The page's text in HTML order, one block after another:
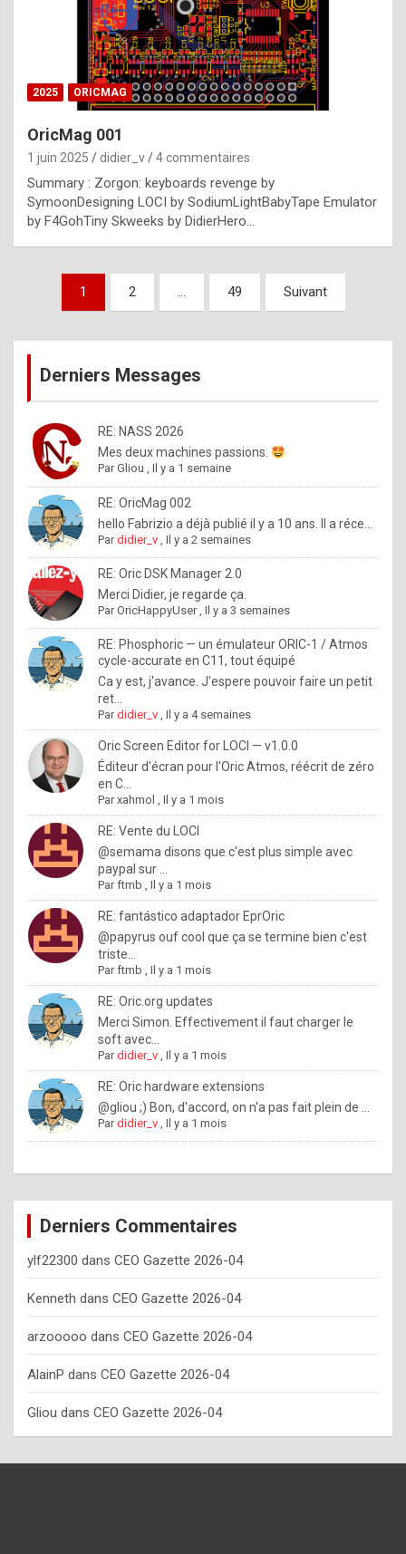
p
h
o
n
y
l
e
x
a
%
a
d
e
b
y
R
o
l
e
.
I
f
y
u
w
a
n
t
o
n
o
w
h
o
w
o
t
e
n
y
o
u
s
h
2025 ORICMAG
OricMag 001
1 juin 2025 didier_v 4 commentaires
Summary : Zorgon: keyboards revenge by
SymoonDesigning LOCI by SodiumLightBabyTape Emulator
by F4GohTiny Skweeks by DidierHero…
Pagination
publications
1 2 … 49 Suivant
Derniers Messages
RE: NASS 2026
Mes deux machines passions.
ParGliou ,Il y a 1 semaine
RE: OricMag 002
hello Fabrizio a déjà publié il y a 10 ans. Il a réce...
Pardidier_v ,Il y a 2 semaines
RE: Oric DSK Manager 2.0
Merci Didier, je regarde ça.
ParOricHappyUser,Il y a 3 semaines
RE: Phosphoric — un émulateur ORIC-1 / Atmos
cycle-accurate en C11, tout équipé
Ca y est, j'avance. J'espere pouvoir faire un petit
ret...
Pardidier_v ,Il y a 4 semaines
Oric Screen Editor for LOCI — v1.0.0
Éditeur d'écran pour l'Oric Atmos, réécrit de zéro
en C...
Parxahmol ,Il y a 1 mois
RE: Vente du LOCI
@semama disons que c'est plus simple avec
paypal sur ...
Parftmb ,Il y a 1 mois
RE: fantástico adaptador EprOric
@papyrus ouf cool que ça se termine bien c'est
triste...
Parftmb ,Il y a 1 mois
RE: Oric.org updates
Merci Simon. Effectivement il faut charger le
soft avec...
Pardidier_v ,Il y a 1 mois
RE: Oric hardware extensions
@gliou ;) Bon, d'accord, on n'a pas fait plein de ...
Pardidier_v ,Il y a 1 mois
Derniers Commentaires
ylf22300 dans CEO Gazette 2026-04
Kenneth dans CEO Gazette 2026-04
arzooooo dans CEO Gazette 2026-04
AlainP dans CEO Gazette 2026-04
Gliou dans CEO Gazette 2026-04